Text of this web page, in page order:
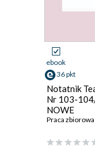
ebook
36 pkt
Notatnik
Nr 103-
NOWE
POKOLENIE
Praca zbiorowa